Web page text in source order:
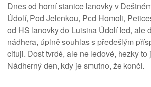
Dnes od horní stanice lanovky v
Údolí, Pod Jelenkou, Pod Homoli,
od HS lanovky do Luisina Údolí led, ale
nádhera, úplně souhlas s předešlým
cituji. Dost tvrdé, ale ne ledové, hezky to
Nádherný den, kdy je smutno, že končí.